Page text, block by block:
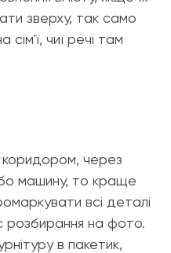
зверху, так само
чиї речі там
через
машину, то краще
всі деталі
розбирання на фото.
в пакетик,